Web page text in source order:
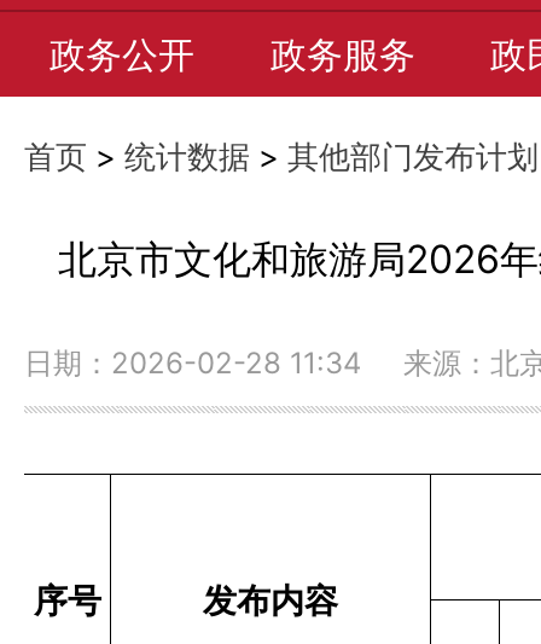
政务公开 政务服务 政
首页 > 统计数据 > 其他部门发布计划
北京市文化和旅游局2026
日期：2026-02-28 11:34 来源：北
序号
发布内容